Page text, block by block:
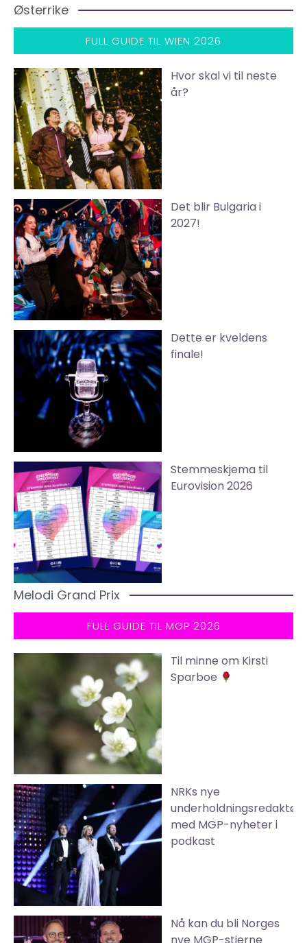
Østerrike
FULL GUIDE TIL WIEN 2026
Hvor skal vi til neste
år?
Det blir Bulgaria i
2027!
Dette er kveldens
finale!
Stemmeskjema til
Eurovision 2026
Melodi Grand Prix
FULL GUIDE TIL MGP 2026
Til minne om Kirsti
Sparboe
NRKs nye
underholdningsredaktør
med MGP-nyheter i
podkast
Nå kan du bli Norges
nye MGP-stjerne